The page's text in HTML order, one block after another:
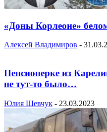
«Доны Корлеоне»
Алексей Владимиров -
Пенсионерке из
не тут-то было…
Юлия Шевчук - 23.03.2023